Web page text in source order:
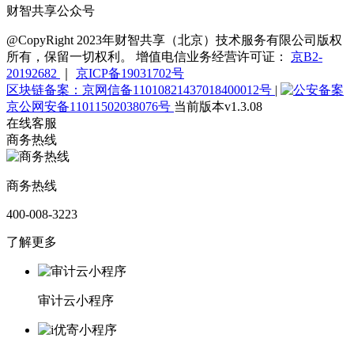
财智共享公众号
@CopyRight 2023年财智共享（北京）技术服务有限公司版权
所有，保留一切权利。 增值电信业务经营许可证： 京B2-
20192682
京ICP备19031702号
区块链备案：京网信备11010821437018400012号
京公网安备11011502038076号 当前版本v1.3.08
在线客服
商务热线
商务热线
400-008-3223
了解更多
审计云小程序